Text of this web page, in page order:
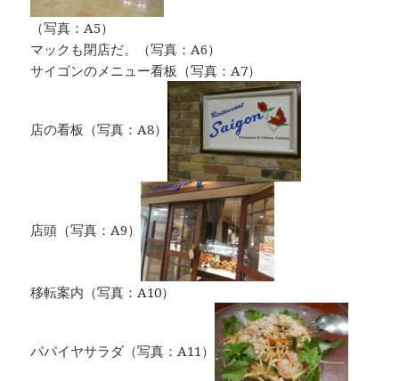
（写真：A5）
マックも閉店だ。（写真：A6）
サイゴンのメニュー看板（写真：A7）
店の看板（写真：A8）
店頭（写真：A9）
移転案内（写真：A10）
パパイヤサラダ（写真：A11）